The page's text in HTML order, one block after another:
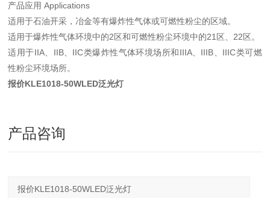
产品应用 Applications
适用于石油开采，冶金等有爆炸性气体或可燃性粉尘的区域。
适用于爆炸性气体环境中的2区和可燃性粉尘环境中的21区、22区。
适用于IIA、IIB、IIC类爆炸性气体环境场所和IIIA、IIIB、IIIC类可燃
性粉尘环境场所。
报价KLE1018-50WLED泛光灯
产品咨询